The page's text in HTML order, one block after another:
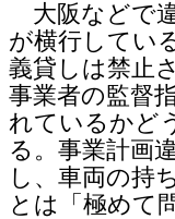
大阪などで
が横行してい
義貸しは禁止
事業者の監督
れているかど
る。事業計画
し、車両の持
とは「極めて